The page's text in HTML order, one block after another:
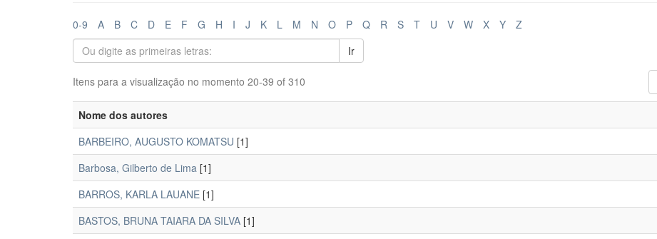
0-9 A B C D E F G H I J K L M N O P Q R S T U V W X Y
Z
Ir
Itens para a visualização no momento 20-39 of 310
Nome dos autores
BARBEIRO, AUGUSTO KOMATSU [1]
Barbosa, Gilberto de Lima [1]
BARROS, KARLA LAUANE [1]
BASTOS, BRUNA TAIARA DA SILVA [1]